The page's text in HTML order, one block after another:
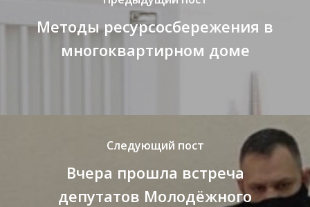
Методы ресурсосбережения в
многоквартирном доме
Следующий пост
Вчера прошла встреча
депутатов Молодёжного